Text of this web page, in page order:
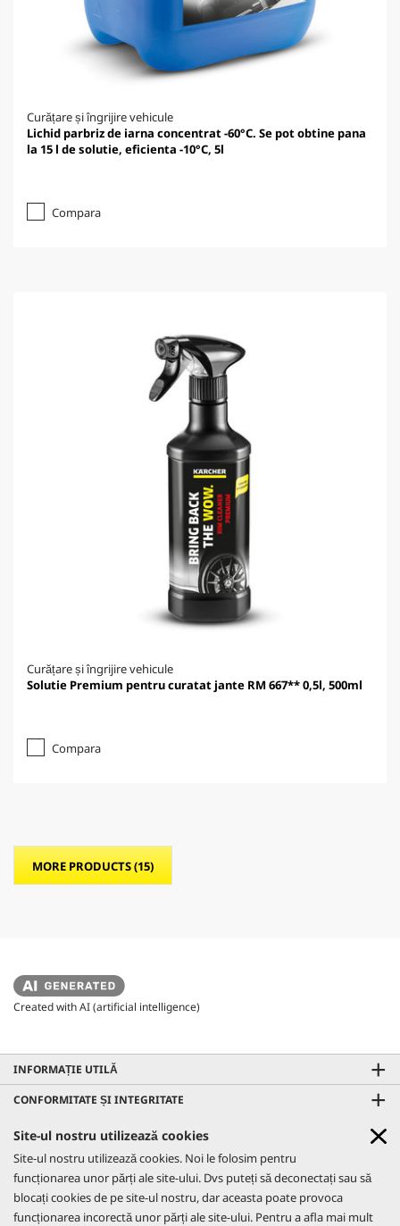
Site-ul nostru utilizează cookies
Site-ul nostru utilizează cookies. Noi le folosim pentru
funcționarea unor părți ale site-ului. Dvs puteți să deconectați sau să
blocați cookies de pe site-ul nostru, dar aceasta poate provoca
funcționarea incorectă unor părți ale site-ului. Pentru a afla mai mult
Află mai multe
AFLĂ MAI MULTE
Curățare și îngrijire vehicule
Lichid parbriz de iarna concentrat -60°C. Se pot obtine pana
la 15 l de solutie, eficienta -10°C, 5l
Compara
Curățare și îngrijire vehicule
Solutie Premium pentru curatat jante RM 667** 0,5l, 500ml
Compara
MORE PRODUCTS (15)
Created with AI (artificial intelligence)
INFORMAȚIE UTILĂ
CONFORMITATE ȘI INTEGRITATE
CONTACTE
REȚELE SOCIALE
CO₂- NEUTRAL WEBSITE